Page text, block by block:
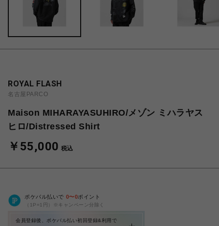
ROYAL FLASH
名古屋PARCO
Maison MIHARAYASUHIRO/メゾン ミハラヤス
ヒロ/Distressed Shirt
￥55,000 税込
ポケパル払いで 0〜0ポイント
（1P=1円）※キャンペーン分除く
会員登録後、ポケパル払い初回登録&利用で